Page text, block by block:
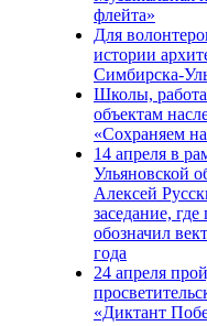
флейта»
Для
истории
Симбирска-
Школы,
объектам
«Сохраняем
14 апреля в
Ульяновской
Алексей
заседание,
обозначил
года
24 апреля
«Диктант